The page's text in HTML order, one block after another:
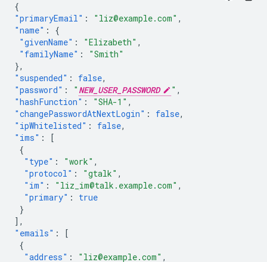
{
"primaryEmail" : "liz@example.com" ,
"name" :
{
"givenName" : "Elizabeth" ,
"familyName" :
"Smith"
},
"suspended" : false,
"password" : " NEW_USER_PASSWORD " ,
"hashFunction" : "SHA-1" ,
"changePasswordAtNextLogin" : false,
"ipWhitelisted" : false,
"ims" :
[
{
"type" : "work" ,
"protocol" : "gtalk" ,
"im" : "liz_im@talk.example.com" ,
"primary" :
true
}
],
"emails" :
[
{
"address" : "liz@example.com" ,